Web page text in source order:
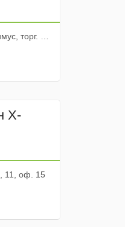
№ 38
X-
11, оф. 15